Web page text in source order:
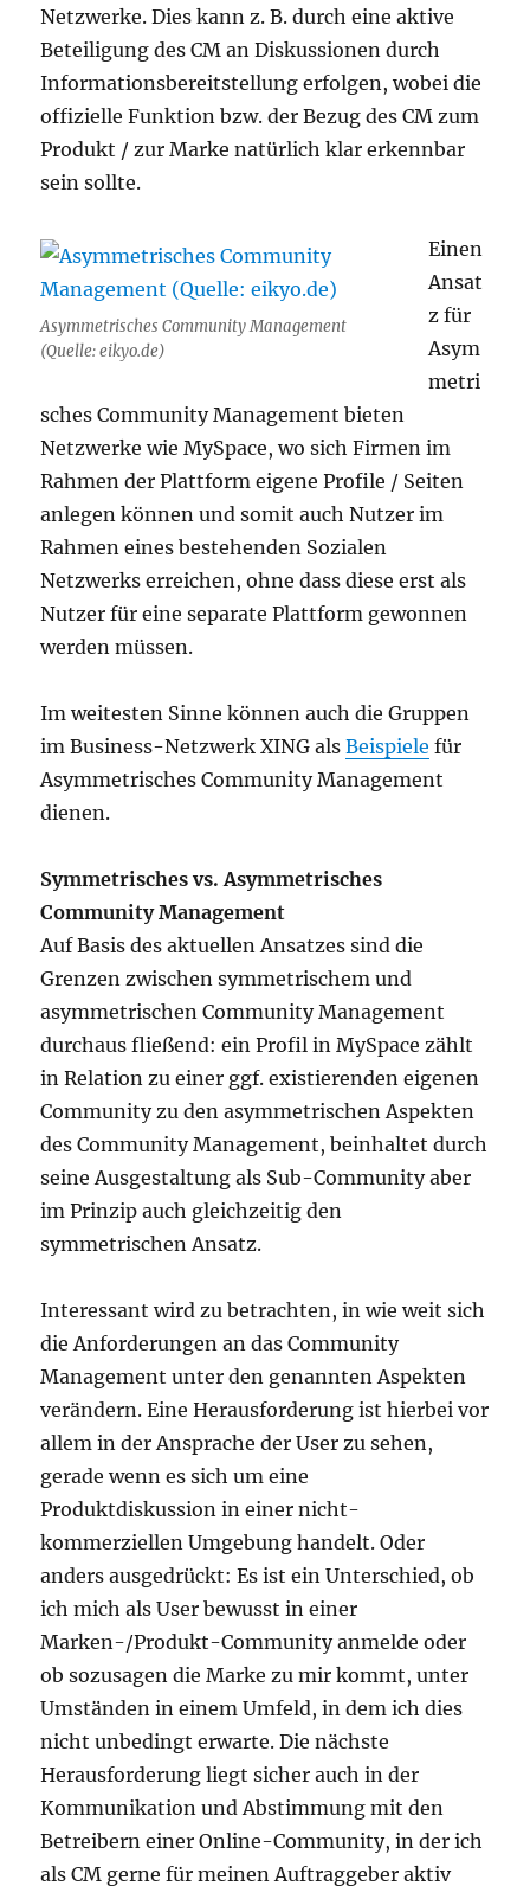
Netzwerke. Dies kann z. B. durch eine aktive
Beteiligung des CM an Diskussionen durch
Informationsbereitstellung erfolgen, wobei die
offizielle Funktion bzw. der Bezug des CM zum
Produkt / zur Marke natürlich klar erkennbar
sein sollte.
Asymmetrisches Community Management
(Quelle: eikyo.de)
Einen
Ansat
z für
Asym
metri
sches Community Management bieten
Netzwerke wie MySpace, wo sich Firmen im
Rahmen der Plattform eigene Profile / Seiten
anlegen können und somit auch Nutzer im
Rahmen eines bestehenden Sozialen
Netzwerks erreichen, ohne dass diese erst als
Nutzer für eine separate Plattform gewonnen
werden müssen.
Im weitesten Sinne können auch die Gruppen
im Business-Netzwerk XING alsBeispiele für
Asymmetrisches Community Management
dienen.
Symmetrisches vs. Asymmetrisches
Community Management
Auf Basis des aktuellen Ansatzes sind die
Grenzen zwischen symmetrischem und
asymmetrischen Community Management
durchaus fließend: ein Profil in MySpace zählt
in Relation zu einer ggf. existierenden eigenen
Community zu den asymmetrischen Aspekten
des Community Management, beinhaltet durch
seine Ausgestaltung als Sub-Community aber
im Prinzip auch gleichzeitig den
symmetrischen Ansatz.
Interessant wird zu betrachten, in wie weit sich
die Anforderungen an das Community
Management unter den genannten Aspekten
verändern. Eine Herausforderung ist hierbei vor
allem in der Ansprache der User zu sehen,
gerade wenn es sich um eine
Produktdiskussion in einer nicht-
kommerziellen Umgebung handelt. Oder
anders ausgedrückt: Es ist ein Unterschied, ob
ich mich als User bewusst in einer
Marken-/Produkt-Community anmelde oder
ob sozusagen die Marke zu mir kommt, unter
Umständen in einem Umfeld, in dem ich dies
nicht unbedingt erwarte. Die nächste
Herausforderung liegt sicher auch in der
Kommunikation und Abstimmung mit den
Betreibern einer Online-Community, in der ich
als CM gerne für meinen Auftraggeber aktiv